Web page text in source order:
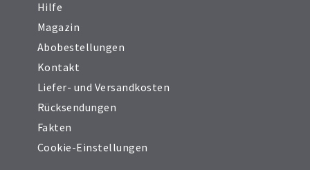
Hilfe
Magazin
Abobestellungen
Kontakt
Liefer- und Versandkosten
Rücksendungen
Fakten
Cookie-Einstellungen